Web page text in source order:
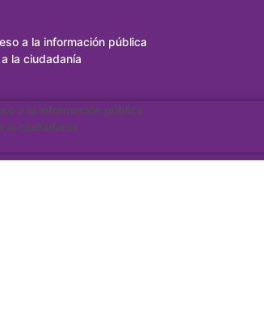
a la información pública
la ciudadanía
a la información pública
la ciudadanía